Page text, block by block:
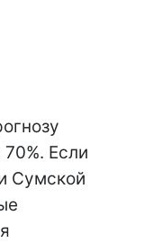
70%. Если
Сумской